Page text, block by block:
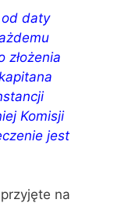
daty
złożenia
Komisji
jest
na